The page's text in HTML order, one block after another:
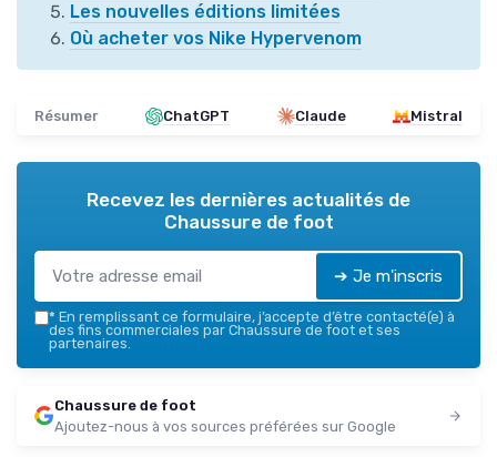
Les nouvelles éditions limitées
Où acheter vos Nike Hypervenom
Résumer ChatGPT Claude Mistral
Recevez les dernières actualités de
Chaussure de foot
➔ Je m'inscris
* En remplissant ce formulaire, j’accepte d’être contacté(e) à
des fins commerciales par Chaussure de foot et ses
partenaires.
Chaussure de foot
Ajoutez-nous à vos sources préférées sur Google